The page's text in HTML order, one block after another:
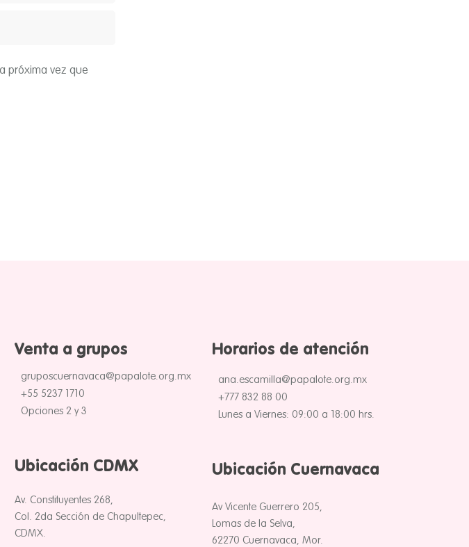
próxima vez que
Venta a grupos
gruposcuernavaca@papalote.org.mx
+55 5237 1710
Opciones 2 y 3
Ubicación CDMX
Av. Constituyentes 268,
Col. 2da Sección de Chapultepec,
CDMX.
Horarios de atención
ana.escamilla@papalote.org.mx
+777 832 88 00
Lunes a Viernes: 09:00 a 18:00 hrs.
Ubicación Cuernavaca
Av Vicente Guerrero 205,
Lomas de la Selva,
62270 Cuernavaca, Mor.